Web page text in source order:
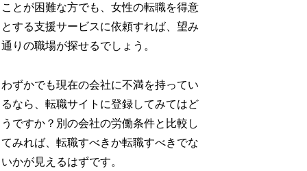
ことが困難な方でも、女性の転職を得意
とする支援サービスに依頼すれば、望み
通りの職場が探せるでしょう。
わずかでも現在の会社に不満を持ってい
るなら、転職サイトに登録してみてはど
うですか？別の会社の労働条件と比較し
てみれば、転職すべきか転職すべきでな
いかが見えるはずです。